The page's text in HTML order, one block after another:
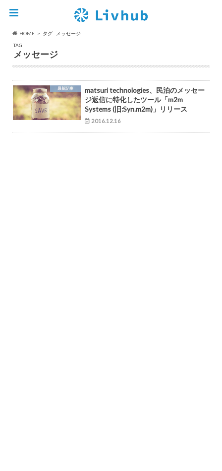
HOME
タグ : メッセージ
TAG
メッセージ
最新記事
matsuri technologies、民泊のメッセー
ジ返信に特化したツール「m2m
Systems (旧:Syn.m2m)」リリース
2016.12.16